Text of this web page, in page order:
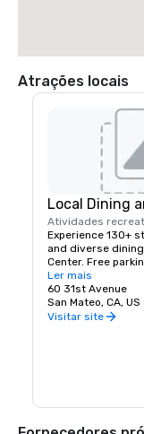
Atrações locais
Local Dining
Atividades
Experience 130+
and diverse
Center. Free
accessible. The
shopping
Ler mais
60 31st Avenue
San Mateo, CA,
Visitar site